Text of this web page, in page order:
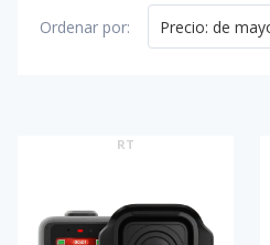
Ordenar por:
RT